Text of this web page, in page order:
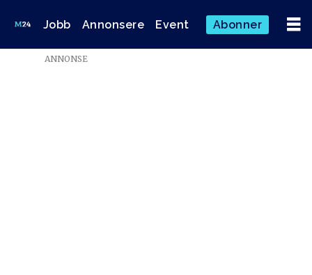
Jobb Annonsere Event Abonner
ANNONSE